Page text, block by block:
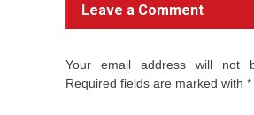
Leave a Comment
Your email address will not
Required fields are marked with *